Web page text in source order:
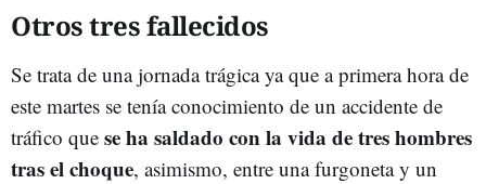
Otros tres fallecidos
Se trata de una jornada trágica ya que a primera hora de
este martes se tenía conocimiento de un accidente de
tráfico que se ha saldado con la vida de tres hombres
tras el choque, asimismo, entre una furgoneta y un